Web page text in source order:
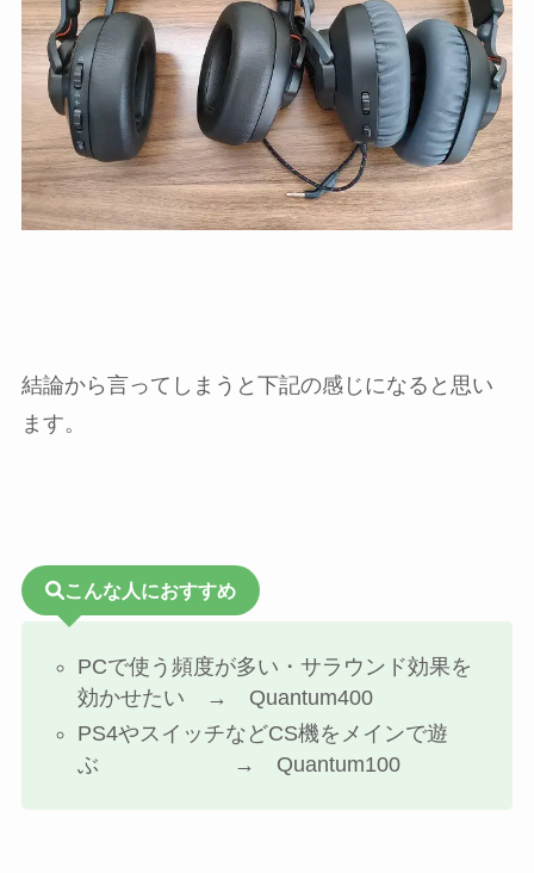
結論から言ってしまうと下記の感じになると思い
ます。
こんな人におすすめ
PCで使う頻度が多い・サラウンド効果を
効かせたい → Quantum400
PS4やスイッチなどCS機をメインで遊
ぶ → Quantum100